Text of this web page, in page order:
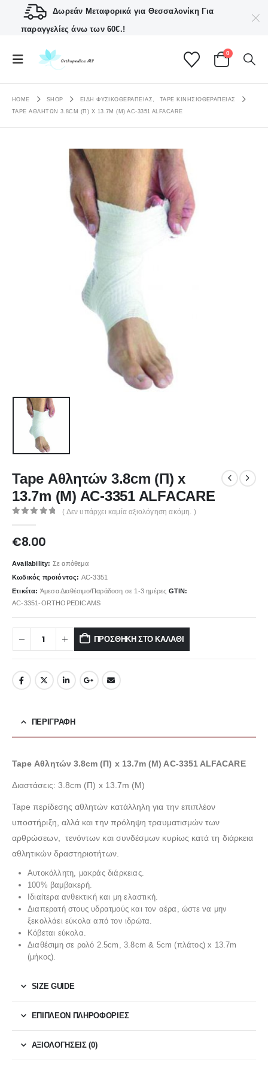
Δωρεάν Μεταφορικά για ΘεσσαλονίκηΓια
παραγγελίες άνω των 60€.!
0
HOME SHOP ΕΙΔΗ ΦΥΣΙΚΟΘΕΡΑΠΕΙΑΣ,
TAPE ΚΙΝΗΣΙΟΘΕΡΑΠΕΊΑΣ
TAPE ΑΘΛΗΤΏΝ 3.8CM (Π) X 13.7M (Μ) AC-3351 ALFACARE
Tape Αθλητών 3.8cm (Π) x
13.7m (Μ) AC-3351 ALFACARE
( Δεν υπάρχει καμία αξιολόγηση ακόμη. )
€8.00
Availability: Σε απόθεμα
Κωδικός προϊόντος: AC-3351
Ετικέτα: Άμεσα Διαθέσιμο/Παράδοση σε 1-3 ημέρες GTIN:
AC-3351-ORTHOPEDICAMS
ΠΡΟΣΘΉΚΗ ΣΤΟ ΚΑΛΆΘΙ
ΠΕΡΙΓΡΑΦΉ
Tape Αθλητών 3.8cm (Π) x 13.7m (Μ) AC-3351 ALFACARE
Διαστάσεις: 3.8cm (Π) x 13.7m (Μ)
Tape περίδεσης αθλητών κατάλληλη για την επιπλέον
υποστήριξη, αλλά και την πρόληψη τραυματισμών των
αρθρώσεων, τενόντων και συνδέσμων κυρίως κατά τη διάρκεια
αθλητικών δραστηριοτήτων.
Αυτοκόλλητη, μακράς διάρκειας.
100% βαμβακερή.
Ιδιαίτερα ανθεκτική και μη ελαστική.
Διαπερατή στους υδρατμούς και τον αέρα, ώστε να μην
ξεκολλάει εύκολα από τον ιδρώτα.
Κόβεται εύκολα.
Διαθέσιμη σε ρολό 2.5cm, 3.8cm & 5cm (πλάτος) x 13.7m
(μήκος).
SIZE GUIDE
ΕΠΙΠΛΈΟΝ ΠΛΗΡΟΦΟΡΊΕΣ
ΑΞΙΟΛΟΓΉΣΕΙΣ (0)